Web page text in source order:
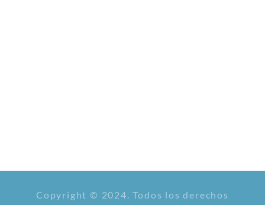
Copyright © 2024. Todos los derechos